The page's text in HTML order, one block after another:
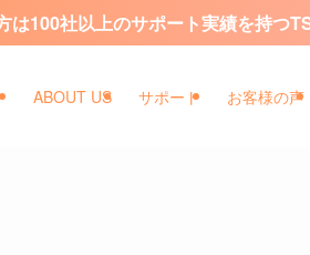
は100社以上のサポート実績を持つ
ABOUT US サポート お客様の声